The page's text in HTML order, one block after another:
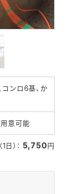
ンロ6基、か
意可能
）： 5,750円